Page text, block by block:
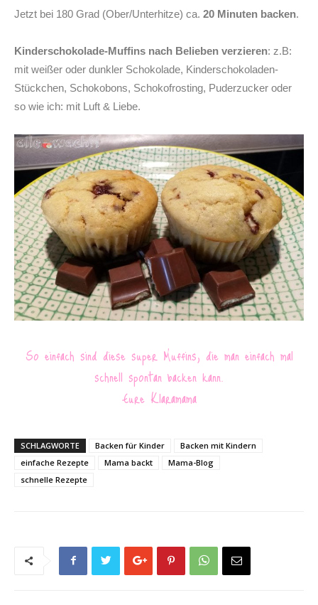
Jetzt bei 180 Grad (Ober/Unterhitze) ca. 20 Minuten backen.
Kinderschokolade-Muffins nach Belieben verzieren: z.B:
mit weißer oder dunkler Schokolade, Kinderschokoladen-
Stückchen, Schokobons, Schokofrosting, Puderzucker oder
so wie ich: mit Luft & Liebe.
So einfach sind diese super Muffins, die man einfach mal
schnell spontan backen kann.
Eure Klaramama
SCHLAGWORTE Backen für Kinder
Backen mit Kindern
einfache Rezepte
Mama backt
Mama-Blog
schnelle Rezepte